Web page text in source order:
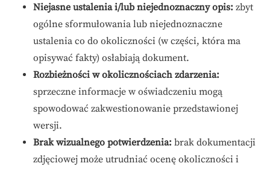
Niejasne ustalenia i/lub niejednoznaczny opis: zbyt
ogólne sformułowania lub niejednoznaczne
ustalenia co do okoliczności (w części, która ma
opisywać fakty) osłabiają dokument.
Rozbieżności w okolicznościach zdarzenia:
sprzeczne informacje w oświadczeniu mogą
spowodować zakwestionowanie przedstawionej
wersji.
Brak wizualnego potwierdzenia: brak dokumentacji
zdjęciowej może utrudniać ocenę okoliczności i